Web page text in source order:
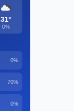
31°
0%
0%
70%
0%